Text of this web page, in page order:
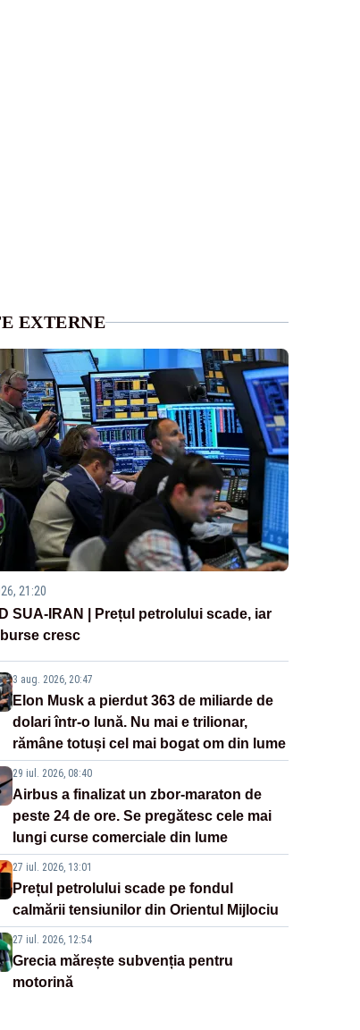
EXTERNE
21:20
SUA-IRAN | Prețul petrolului scade, iar
cresc
3 aug. 2026, 20:47
Elon Musk a pierdut 363 de miliarde de
dolari într-o lună. Nu mai e trilionar,
rămâne totuși cel mai bogat om din lume
29 iul. 2026, 08:40
Airbus a finalizat un zbor-maraton de
peste 24 de ore. Se pregătesc cele mai
lungi curse comerciale din lume
27 iul. 2026, 13:01
Prețul petrolului scade pe fondul
calmării tensiunilor din Orientul Mijlociu
27 iul. 2026, 12:54
Grecia mărește subvenția pentru
motorină